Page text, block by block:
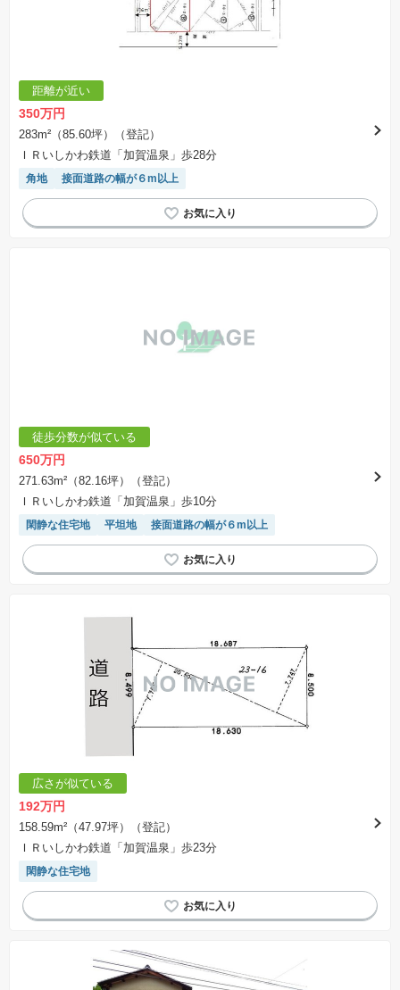
距離が近い
350万円
283m²（85.60坪）（登記）
ＩＲいしかわ鉄道「加賀温泉」歩28分
角地 接面道路の幅が６m以上
徒歩分数が似ている
650万円
271.63m²（82.16坪）（登記）
ＩＲいしかわ鉄道「加賀温泉」歩10分
閑静な住宅地 平坦地 接面道路の幅が６m以上
広さが似ている
192万円
158.59m²（47.97坪）（登記）
ＩＲいしかわ鉄道「加賀温泉」歩23分
閑静な住宅地